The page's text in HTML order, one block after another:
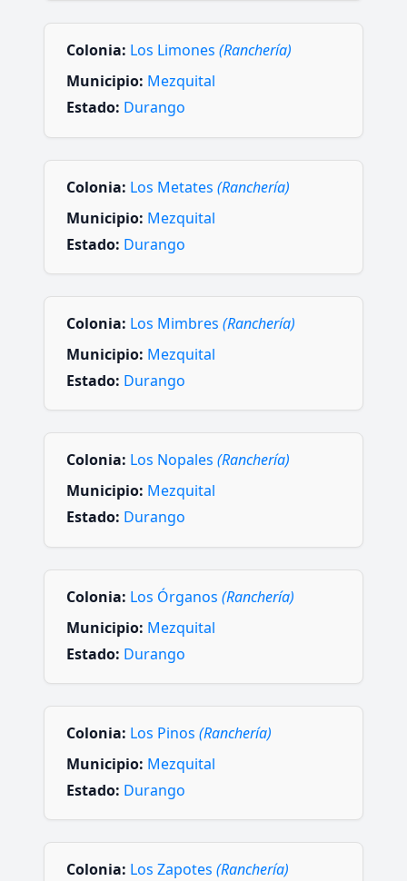
Colonia: Los Limones (Ranchería)
Municipio: Mezquital
Estado: Durango
Colonia: Los Metates (Ranchería)
Municipio: Mezquital
Estado: Durango
Colonia: Los Mimbres (Ranchería)
Municipio: Mezquital
Estado: Durango
Colonia: Los Nopales (Ranchería)
Municipio: Mezquital
Estado: Durango
Colonia: Los Órganos (Ranchería)
Municipio: Mezquital
Estado: Durango
Colonia: Los Pinos (Ranchería)
Municipio: Mezquital
Estado: Durango
Colonia: Los Zapotes (Ranchería)